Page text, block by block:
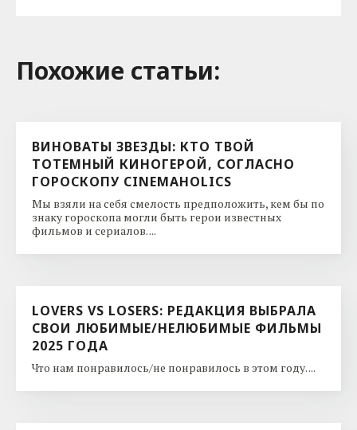
Похожие cтатьи:
ВИНОВАТЫ ЗВЕЗДЫ: КТО ТВОЙ
ТОТЕМНЫЙ КИНОГЕРОЙ, СОГЛАСНО
ГОРОСКОПУ CINEMAHOLICS
Мы взяли на себя смелость предположить, кем бы по
знаку гороскопа могли быть герои известных
фильмов и сериалов. ...
LOVERS VS LOSERS: РЕДАКЦИЯ ВЫБРАЛА
СВОИ ЛЮБИМЫЕ/НЕЛЮБИМЫЕ ФИЛЬМЫ
2025 ГОДА
Что нам понравилось/не понравилось в этом году. ...